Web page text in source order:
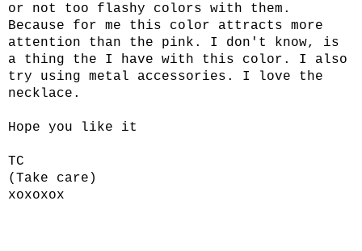
or not too flashy colors with them.
Because for me this color attracts more
attention than the pink. I don't know, is
a thing the I have with this color. I also
try using metal accessories. I love the
necklace.
Hope you like it
TC
(Take care)
xoxoxox